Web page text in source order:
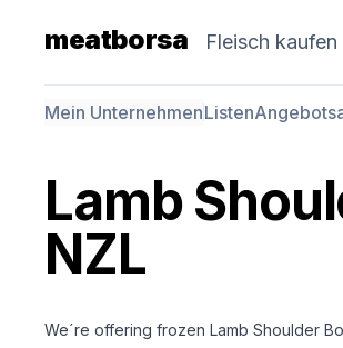
meatborsa Fleisch kaufen
Mein UnternehmenListen
Lamb
NZL
We´re offering frozen Lamb Shoulder